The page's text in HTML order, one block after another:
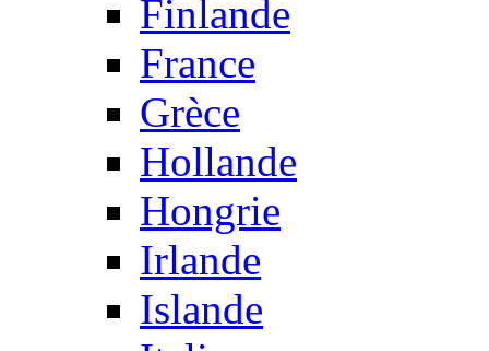
Finlande
France
Grèce
Hollande
Hongrie
Irlande
Islande